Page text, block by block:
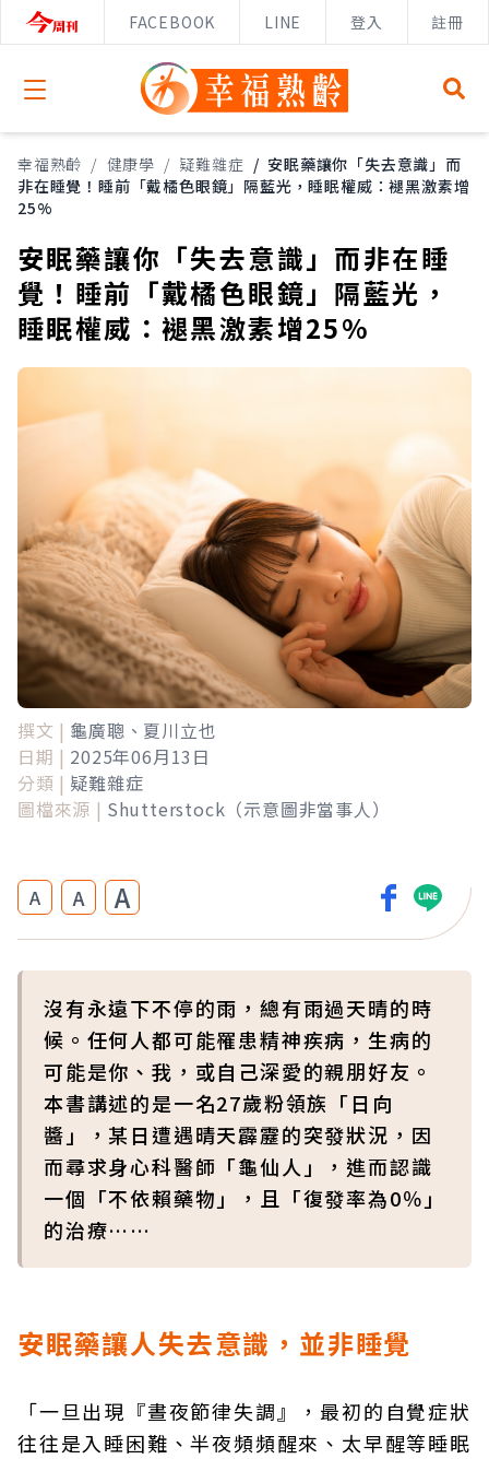
FACEBOOK LINE 登入 註冊
Open menu
幸福熟齡 / 健康學 / 疑難雜症 / 安眠藥讓你「失去意識」而
非在睡覺！睡前「戴橘色眼鏡」隔藍光，睡眠權威：褪黑激素增
25%
安眠藥讓你「失去意識」而非在睡
覺！睡前「戴橘色眼鏡」隔藍光，
睡眠權威：褪黑激素增25%
撰文 | 龜廣聰、夏川立也
日期 | 2025年06月13日
分類 | 疑難雜症
圖檔來源 | Shutterstock（示意圖非當事人）
A A A
沒有永遠下不停的雨，總有雨過天晴的時
候。任何人都可能罹患精神疾病，生病的
可能是你、我，或自己深愛的親朋好友。
本書講述的是一名27歲粉領族「日向
醬」，某日遭遇晴天霹靂的突發狀況，因
而尋求身心科醫師「龜仙人」，進而認識
一個「不依賴藥物」，且「復發率為0％」
的治療……
安眠藥讓人失去意識，並非睡覺
「一旦出現『晝夜節律失調』，最初的自覺症狀
往往是入睡困難、半夜頻頻醒來、太早醒等睡眠